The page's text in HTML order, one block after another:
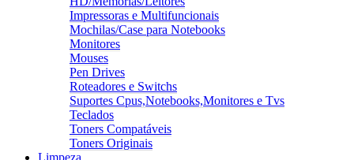
Impressoras e Multifuncionais
Mochilas/Case para Notebooks
Monitores
Mouses
Pen Drives
Roteadores e Switchs
Suportes Cpus,Notebooks,Monitores e Tvs
Teclados
Toners Compatáveis
Toners Originais